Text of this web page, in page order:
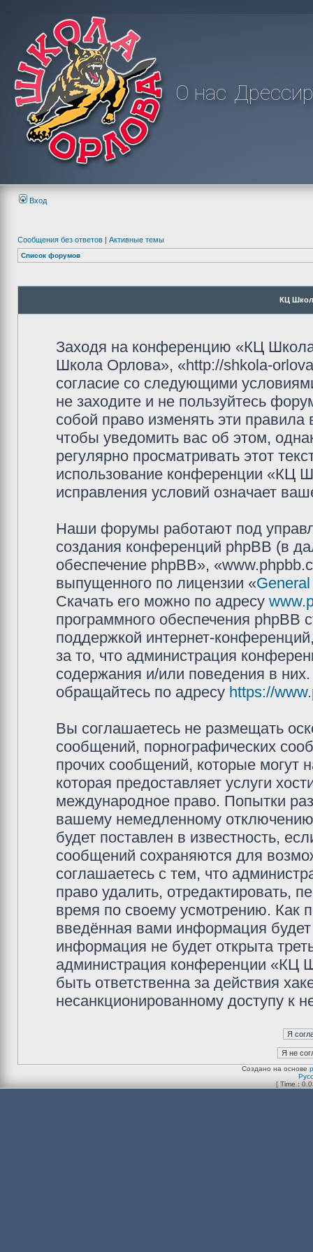
О нас
Вход
Сообщения без ответов | Активные темы
Список форумов
КЦ
Заходя на конференцию «КЦ
Школа Орлова», «http://shkola-
согласие со следующими
не заходите и не пользуйтесь
собой право изменять эти
чтобы уведомить вас об этом,
регулярно просматривать этот
использование конференции «КЦ
исправления условий означает
Наши форумы работают под
создания конференций phpBB (в
обеспечение phpBB»,
выпущенного по лицензии «
Скачать его можно по адресу
программного обеспечения phpBB
поддержкой интернет-
за то, что администрация
содержания и/или поведения в
обращайтесь по адресу https://
Вы соглашаетесь не размещать
сообщений, порнографических
прочих сообщений, которые могут
которая предоставляет услуги
международное право. Попытки
вашему немедленному
будет поставлен в известность,
сообщений сохраняются для
соглашаетесь с тем, что
право удалить, отредактировать,
время по своему усмотрению. Как
введённая вами информация
информация не будет открыта
администрация конференции «КЦ
быть ответственна за действия
несанкционированному доступу к
Создано на основе
[ Time :